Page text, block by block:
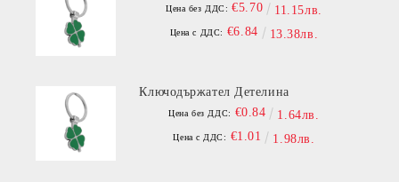
Цена без ДДС: €5.70 11.15лв.
Цена с ДДС: €6.84 13.38лв.
Ключодържател Детелина
Цена без ДДС: €0.84 1.64лв.
Цена с ДДС: €1.01 1.98лв.